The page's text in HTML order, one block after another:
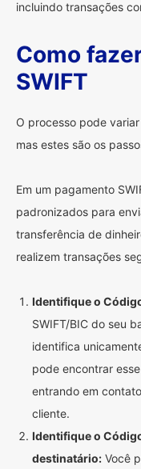
incluindo transações
Como
SWIFT
O processo pode
mas estes são os
Em um pagamento
padronizados para
transferência de
realizem transações
Identifique o
SWIFT/BIC do seu
identifica
pode encontrar
entrando em
cliente.
Identifique o
destinatário: Você